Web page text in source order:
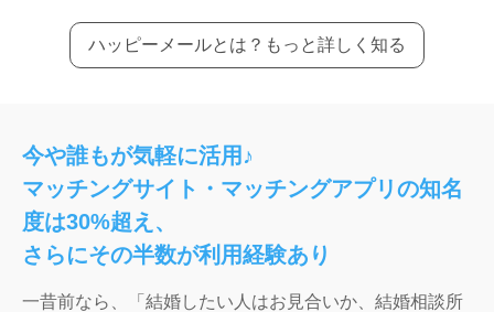
ハッピーメールとは？もっと詳しく知る
今や誰もが気軽に活用♪
マッチングサイト・マッチングアプリの知名
度は30%超え、
さらにその半数が利用経験あり
一昔前なら、「結婚したい人はお見合いか、結婚相談所